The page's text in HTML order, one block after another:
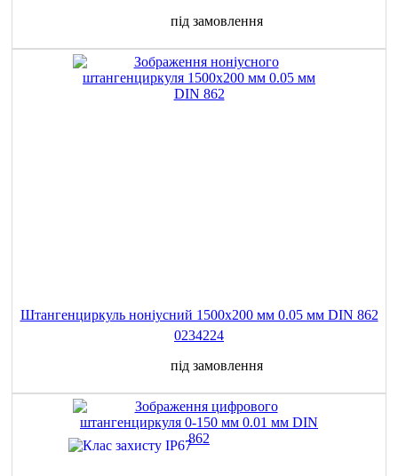
під замовлення
Штангенциркуль ноніусний 1500x200 мм 0.05 мм DIN 862
0234224
під замовлення